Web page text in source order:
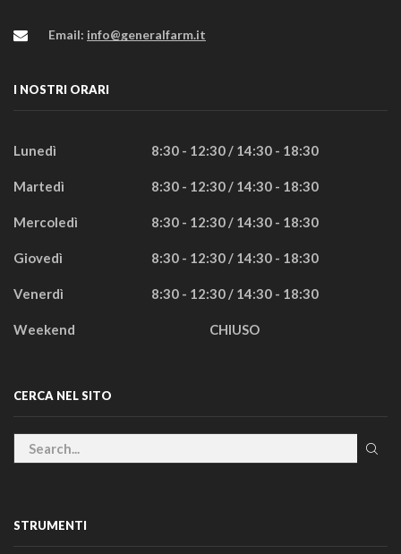
Email: info@generalfarm.it
I NOSTRI ORARI
Lunedì 8:30 - 12:30 / 14:30 - 18:30
Martedì 8:30 - 12:30 / 14:30 - 18:30
Mercoledì 8:30 - 12:30 / 14:30 - 18:30
Giovedì 8:30 - 12:30 / 14:30 - 18:30
Venerdì 8:30 - 12:30 / 14:30 - 18:30
Weekend CHIUSO
CERCA NEL SITO
STRUMENTI